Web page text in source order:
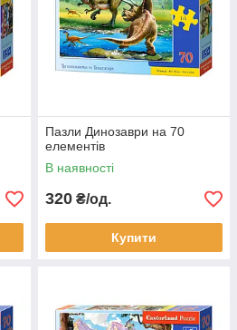
Пазли Динозаври на 70
елементів
В наявності
320 ₴/од.
Купити